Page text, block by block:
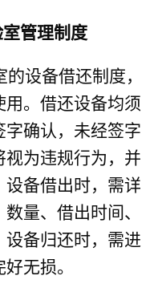
管理制度
设备借还制度，
。借还设备均须
确认，未经签字
为违规行为，并
设备借出时，需详
量、借出时间、
设备归还时，需进
无损。